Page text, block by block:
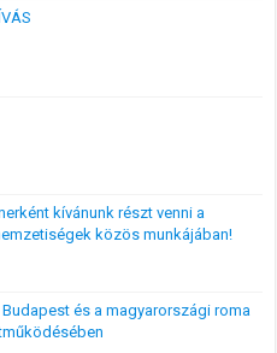
kívánunk részt venni a
közös munkájában!
és a magyarországi roma